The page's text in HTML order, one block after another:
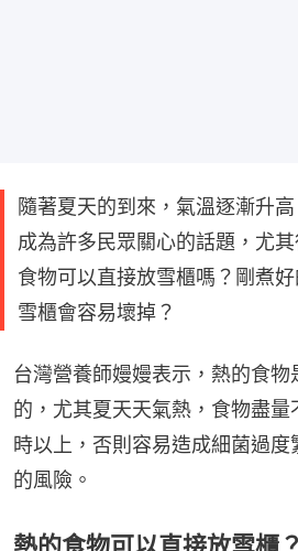
隨著夏天的到來，氣溫逐漸升
成為許多民眾關心的話題，尤
食物可以直接放雪櫃嗎？剛煮
雪櫃會容易壞掉？
台灣營養師嫚嫚表示，熱的食
的，尤其夏天天氣熱，食物盡量
時以上，否則容易造成細菌過
的風險。
熱的食物可以直接放雪櫃